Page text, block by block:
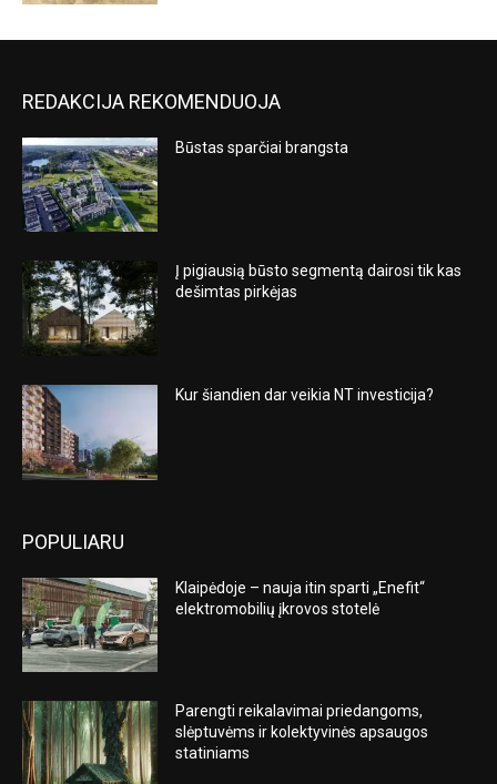
REDAKCIJA REKOMENDUOJA
Būstas sparčiai brangsta
Į pigiausią būsto segmentą dairosi tik kas
dešimtas pirkėjas
Kur šiandien dar veikia NT investicija?
POPULIARU
Klaipėdoje – nauja itin sparti „Enefit“
elektromobilių įkrovos stotelė
Parengti reikalavimai priedangoms,
slėptuvėms ir kolektyvinės apsaugos
statiniams